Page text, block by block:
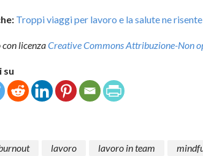
Troppi viaggi per lavoro e la salute ne risente
licenzaCreative Commons Attribuzione-Non
su
lavoro lavoro in team